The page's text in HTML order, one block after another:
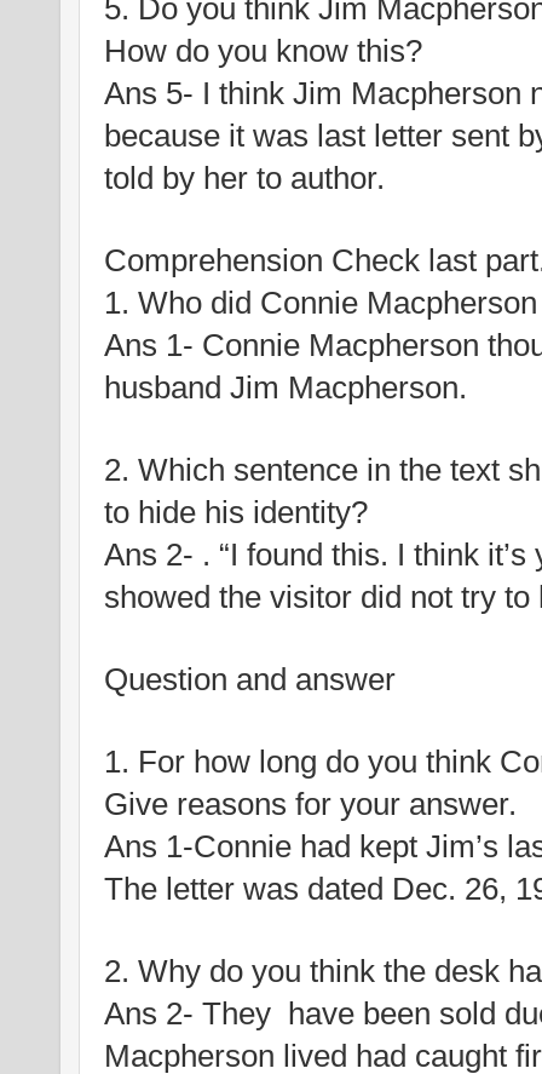
5. Do you think Jim
How do you know this?
Ans 5- I think Jim Macpherson
because it was last letter sent
told by her to author.
Comprehension Check last
1. Who did Connie
Ans 1- Connie Macpherson
husband Jim Macpherson.
2. Which sentence in the text
to hide his identity?
Ans 2- . “I found this. I think
showed the visitor did not try to
Question and answer
1. For how long do you think
Give reasons for your answer.
Ans 1-Connie had kept Jim’s
The letter was dated Dec. 26,
2. Why do you think the desk
Ans 2- They  have been sold
Macpherson lived had caught